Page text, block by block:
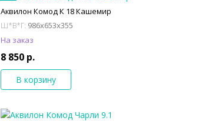
Аквилон Комод К 18 Кашемир
Ш*В*Г: 986x653x355
На заказ
8 850 р.
В корзину